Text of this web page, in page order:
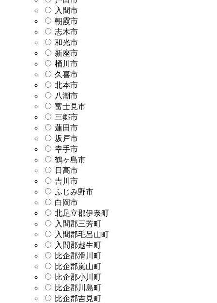
入間市
朝霞市
志木市
和光市
新座市
桶川市
久喜市
北本市
八潮市
富士見市
三郷市
蓮田市
坂戸市
幸手市
鶴ヶ島市
日高市
吉川市
ふじみ野市
白岡市
北足立郡伊奈町
入間郡三芳町
入間郡毛呂山町
入間郡越生町
比企郡滑川町
比企郡嵐山町
比企郡小川町
比企郡川島町
比企郡吉見町